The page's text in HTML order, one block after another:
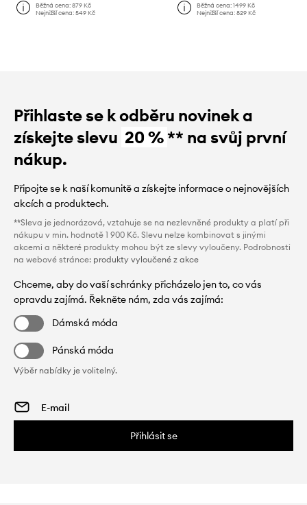
Běžná cena:879 Kč
Nejnižší cena:549 Kč
Běžná cena: 1499 Kč
Nejnižší cena: 829 Kč
Přihlaste se k odběru novinek a
získejte slevu 20 %** na svůj první
nákup.
Připojte se k naší komunitě a získejte informace o nejnovějších
akcích a produktech.
**Sleva je jednorázová, vztahuje se na nezlevněné produkty a platí při
nákupu v min. hodnotě 1 900 Kč. Slevu nelze kombinovat s jinými
akcemi a některé produkty mohou být ze slevy vyloučeny. Podrobnosti
na webové stránce: produkty vyloučené z akce
Chceme, aby do vaší schránky přicházelo jen to, co vás
opravdu zajímá. Řekněte nám, zda vás zajímá:
Dámská móda
Pánská móda
Výběr nabídky je volitelný.
Přihlásit se